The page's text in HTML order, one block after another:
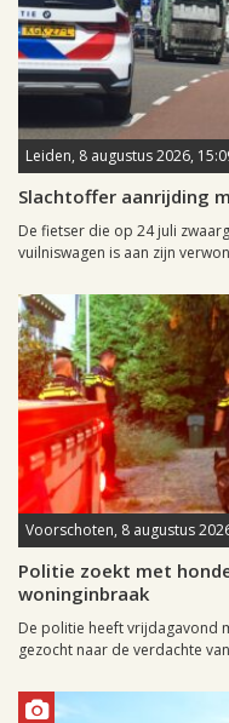
Leiden, 8 augustus 2026,
Slachtoffer aanrijding
De fietser die op 24 juli
vuilniswagen is aan zijn
Voorschoten, 8 augustus
Politie zoekt met
woninginbraak
De politie heeft vrijdagavond
gezocht naar de verdachte